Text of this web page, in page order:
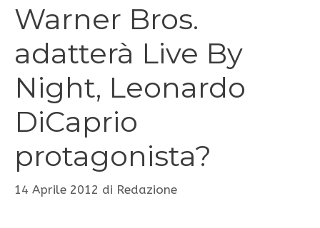
Warner Bros.
adatterà Live By
Night, Leonardo
DiCaprio
protagonista?
14 Aprile 2012 di Redazione